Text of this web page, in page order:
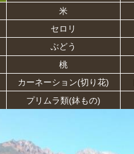
米
セロリ
ぶどう
桃
カーネーション(切り花)
プリムラ類(鉢もの)